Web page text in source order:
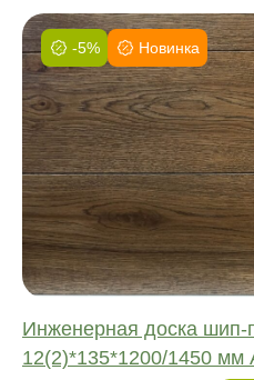
-5% Новинка
Инженерная доска шип-
12(2)*135*1200/1450 мм
Фаска:
Соединение:
Обработка:
Длина:
Ширина:
Толщина: